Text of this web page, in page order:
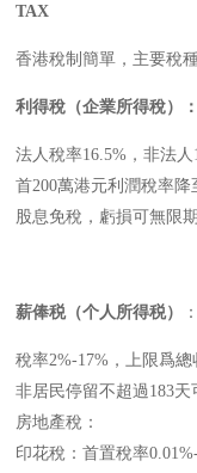
TAX
香港稅制簡單，主要稅
利得稅（企業所得稅）：
法人稅率16.5%，非法人
首200萬港元利潤稅率降
股息免稅，虧損可無限期
薪俸税（个人所得税） ：
稅率2%-17%，上限爲總
非居民停留不超過183天
房地產稅：
印花稅：首置稅率